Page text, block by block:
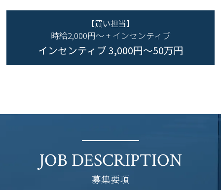
【買い担当】
時給2,000円～ + インセンティブ
インセンティブ 3,000円～50万円
JOB DESCRIPTION
募集要項